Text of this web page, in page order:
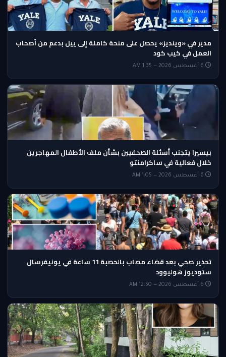
مدير في «وينديز» يحصل على منحة كاملة إلى ييل بدعم من أصحاب
العمل في كيب كود
بيسيرا يتجنب أسئلة الصحفيين بشأن ملف الأطفال المهاجرين
خلال فعالية في ساكرامنتو
تحذير صحي بعد قضاء مصاب بالحصبة 11 ساعة في يونيفرسال
ستوديوز هوليوود